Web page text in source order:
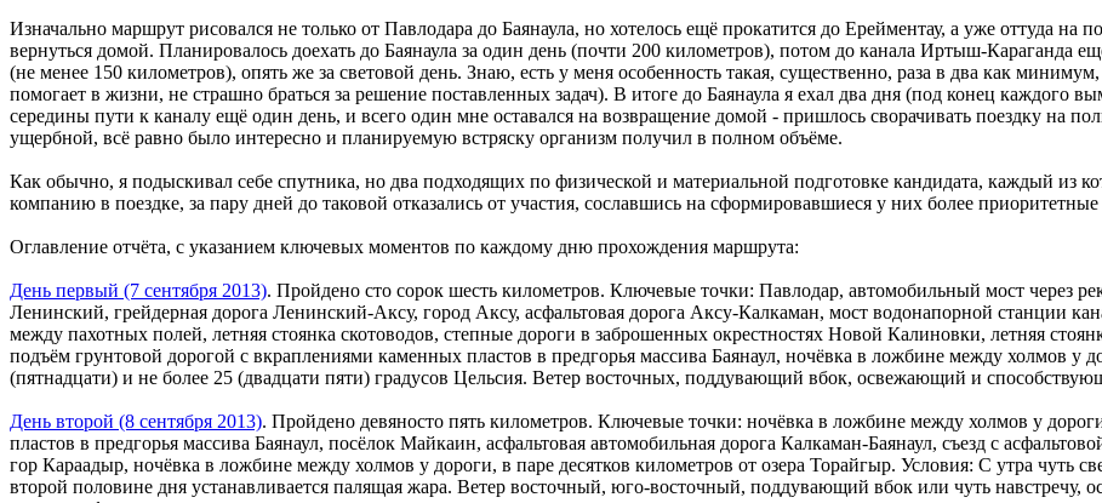
Изначально маршрут рисовался не только от Павлодара до Баянаула, но хотелось ещё прокатится до Ерейментау, а уже оттуда
вернуться домой. Планировалось доехать до Баянаула за один день (почти 200 километров), потом до канала Иртыш-Караганда
(не менее 150 километров), опять же за световой день. Знаю, есть у меня особенность такая, существенно, раза в два как
помогает в жизни, не страшно браться за решение поставленных задач). В итоге до Баянаула я ехал два дня (под конец каждого
середины пути к каналу ещё один день, и всего один мне оставался на возвращение домой - пришлось сворачивать поездку на
ущербной, всё равно было интересно и планируемую встряску организм получил в полном объёме.
Как обычно, я подыскивал себе спутника, но два подходящих по физической и материальной подготовке кандидата, каждый из
компанию в поездке, за пару дней до таковой отказались от участия, сославшись на сформировавшиеся у них более
Оглавление отчёта, с указанием ключевых моментов по каждому дню прохождения маршрута:
День первый (7 сентября 2013). Пройдено сто сорок шесть километров. Ключевые точки: Павлодар, автомобильный мост через
Ленинский, грейдерная дорога Ленинский-Аксу, город Аксу, асфальтовая дорога Аксу-Калкаман, мост водонапорной станции
между пахотных полей, летняя стоянка скотоводов, степные дороги в заброшенных окрестностях Новой Калиновки, летняя
подъём грунтовой дорогой с вкраплениями каменных пластов в предгорья массива Баянаул, ночёвка в ложбине между холмов у
(пятнадцати) и не более 25 (двадцати пяти) градусов Цельсия. Ветер восточных, поддувающий вбок, освежающий и
День второй (8 сентября 2013). Пройдено девяносто пять километров. Ключевые точки: ночёвка в ложбине между холмов у
пластов в предгорья массива Баянаул, посёлок Майкаин, асфальтовая автомобильная дорога Калкаман-Баянаул, съезд с
гор Караадыр, ночёвка в ложбине между холмов у дороги, в паре десятков километров от озера Торайгыр. Условия: С утра чуть
второй половине дня устанавливается палящая жара. Ветер восточный, юго-восточный, поддувающий вбок или чуть